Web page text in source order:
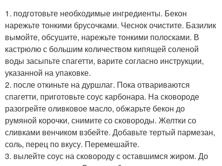
1. подготовьте необходимые ингредиенты. Бекон
нарежьте тонкими брусочками. Чеснок очистите. Базилик
вымойте, обсушите, нарежьте тонкими полосками. В
кастрюлю с большим количеством кипящей соленой
воды засыпьте спагетти, варите согласно инструкции,
указанной на упаковке.
2. после откиньте на дуршлаг. Пока отвариваются
спагетти, приготовьте соус карбонара. На сковороде
разогрейте оливковое масло, обжарьте бекон до
румяной корочки, снимите со сковороды. Желтки со
сливками венчиком взбейте. Добавьте тертый пармезан,
соль, перец по вкусу. Перемешайте.
3. вылейте соус на сковороду с оставшимся жиром. До